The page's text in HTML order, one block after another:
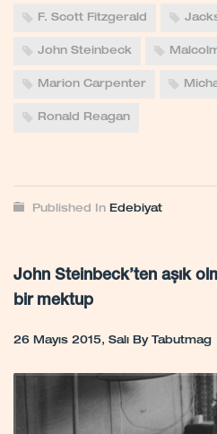
F. Scott Fitzgerald
John Steinbeck
Marion Carpenter
Ronald Reagan
Published In Edebiyat
John Steinbeck’ten aşık
bir mektup
26 Mayıs 2015, Salı By Tabutmag